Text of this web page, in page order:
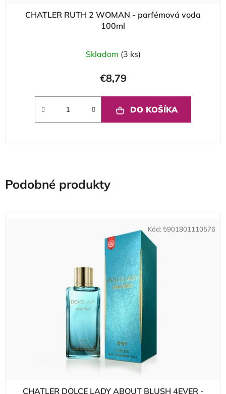
CHATLER RUTH 2 WOMAN - parfémová voda
100ml
Skladom (3 ks)
€8,79
DO KOŠÍKA
Podobné produkty
CHATLER DOLCE LADY ABOUT BLUSH 4EVER -
Kód: 5901801110576